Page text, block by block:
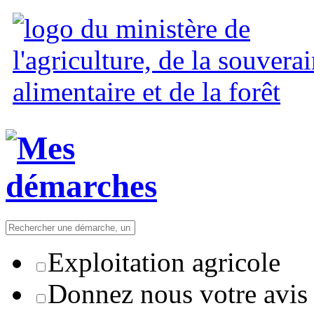
Exploitation agricole
Donnez nous votre avis